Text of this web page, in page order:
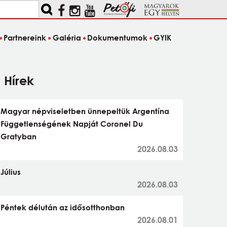
Partnereink Galéria Dokumentumok GYIK
Hírek
Magyar népviseletben ünnepeltük Argentína
Függetlenségének Napját Coronel Du
Gratyban
2026.08.03
Július
2026.08.03
Péntek délután az idősotthonban
2026.08.01